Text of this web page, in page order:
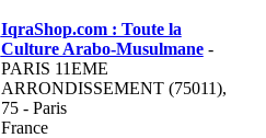
IqraShop.com : Toute la
Culture Arabo-Musulmane-
PARIS 11EME
ARRONDISSEMENT (75011),
75 - Paris
France